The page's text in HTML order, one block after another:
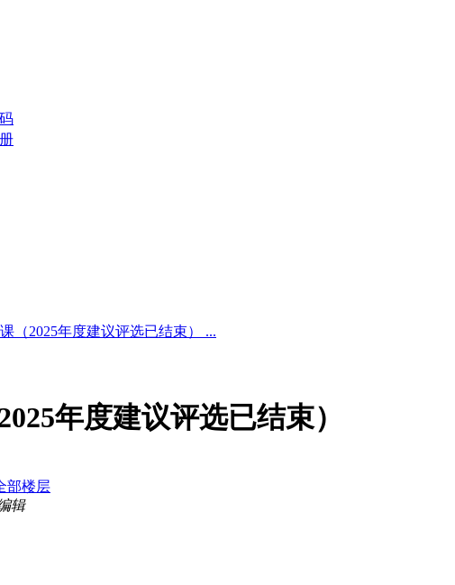
（2025年度建议评选已结束） ...
年度建议评选已结束）
部楼层
辑